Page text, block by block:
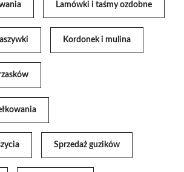
Lamówki i taśmy ozdobne
Kordonek i mulina
Sprzedaż guzików